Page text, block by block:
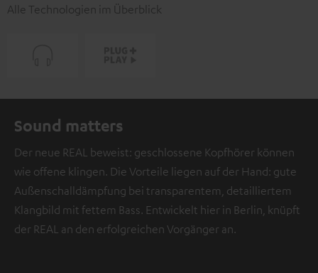
Alle Technologien im Überblick
Sound matters
Der neue REAL beweist: geschlossene Kopfhörer können
wie offene klingen. Die Vorteile liegen auf der Hand: gute
Außenschalldämpfung bei transparentem, detailliertem
Klangbild mit fettem Bass. Entwickelt hier in Berlin, knüpft
der REAL an den erfolgreichen Vorgänger an.